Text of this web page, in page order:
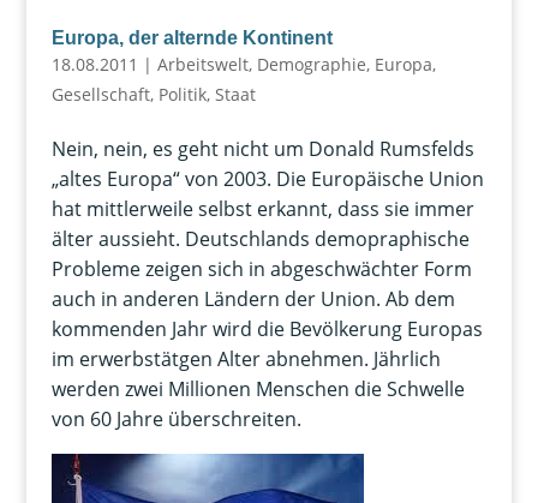
Europa, der alternde Kontinent
18.08.2011 | Arbeitswelt, Demographie, Europa,
Gesellschaft, Politik, Staat
Nein, nein, es geht nicht um Donald Rumsfelds
„altes Europa“ von 2003. Die Europäische Union
hat mittlerweile selbst erkannt, dass sie immer
älter aussieht. Deutschlands demopraphische
Probleme zeigen sich in abgeschwächter Form
auch in anderen Ländern der Union. Ab dem
kommenden Jahr wird die Bevölkerung Europas
im erwerbstätgen Alter abnehmen. Jährlich
werden zwei Millionen Menschen die Schwelle
von 60 Jahre überschreiten.